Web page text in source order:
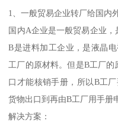
1、一般贸易企业转厂给国内
国内A企业是一般贸易企业
B是进料加工企业，是液晶
工厂的原材料。但是B工厂
口才能核销手册，所以B工
货物出口到再由B工厂用手册
解决方案：